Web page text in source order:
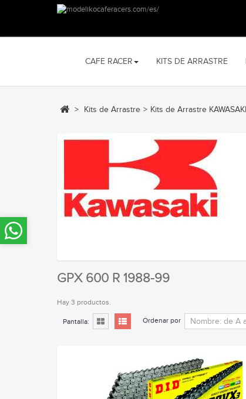
CAFE RACER KITS DE ARRASTRE
> Kits de Arrastre > Kits de Arrastre KAWASAKI
GPX 600 R 1988-99
Hay 3 productos.
Pantalla: Ordenar por